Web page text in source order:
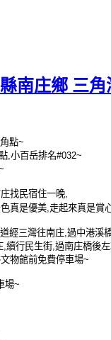
縣南庄鄉 三
點~
小百岳排名#032~
找民宿住一晚
真是優美 走起來真是賞
經三灣往南庄 過中港溪
續行民生街 過南庄橋後
物館前免費停車場~
場~